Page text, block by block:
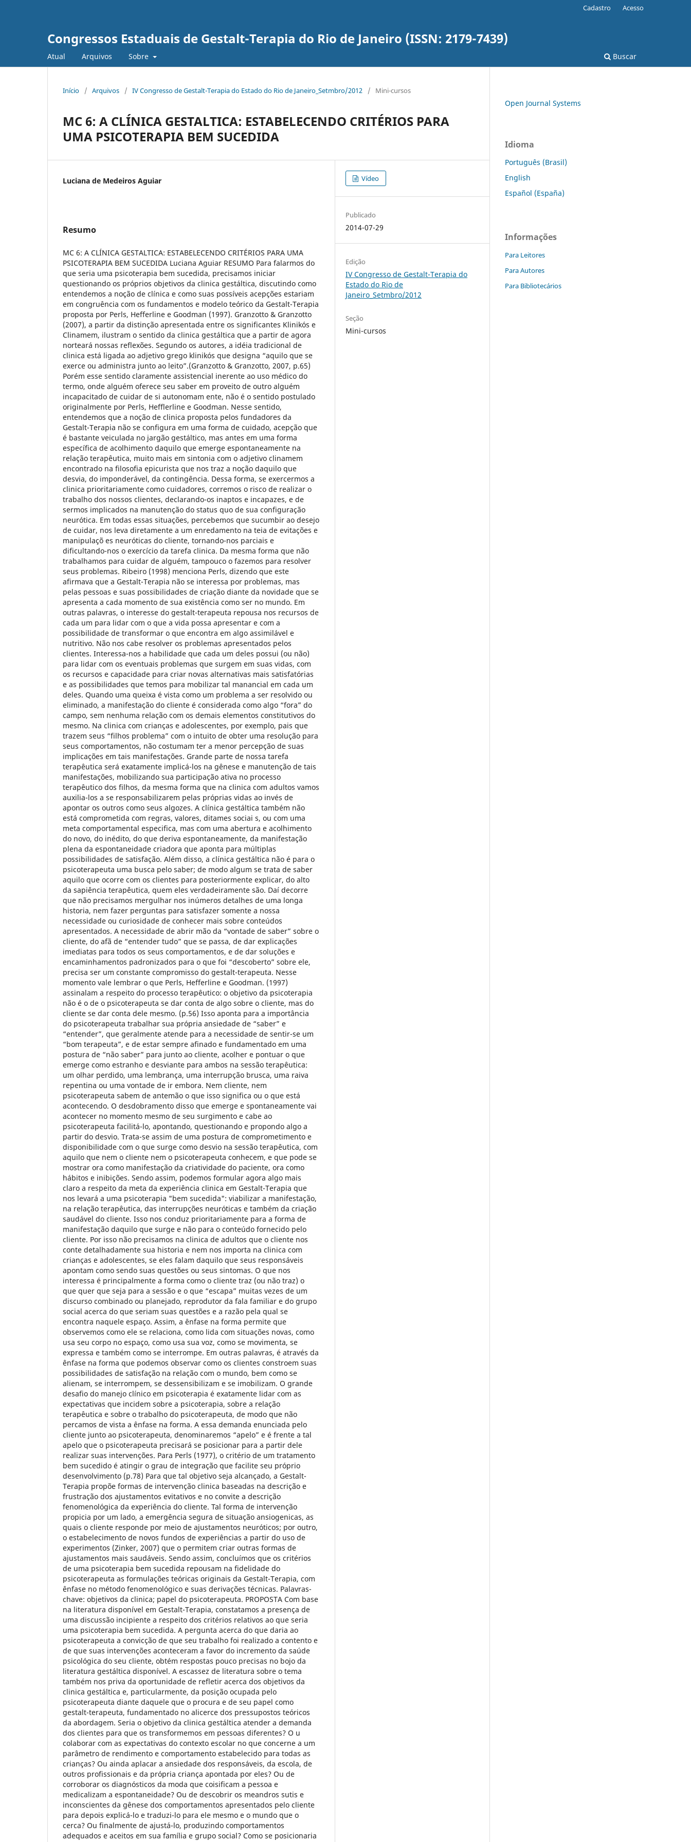
Congressos Estaduais de Gestalt-Terapia do Rio de Janeiro (ISSN: 2179-7439)
Atual Arquivos Sobre Buscar
Cadastro Acesso
Início / Arquivos / IV Congresso de Gestalt-Terapia do Estado do Rio de Janeiro_Setmbro/2012 / Mini-cursos
MC 6: A CLÍNICA GESTALTICA: ESTABELECENDO CRITÉRIOS PARA
UMA PSICOTERAPIA BEM SUCEDIDA
Luciana de Medeiros Aguiar
Resumo
MC 6: A CLÍNICA GESTALTICA: ESTABELECENDO CRITÉRIOS PARA UMA PSICOTERAPIA BEM SUCEDIDA Luciana Aguiar RESUMO Para falarmos do que seria uma psicoterapia bem sucedida, precisamos iniciar questionando os próprios objetivos da clinica gestáltica, discutindo como entendemos a noção de clínica e como suas possíveis acepções estariam em congruência com os fundamentos e modelo teórico da Gestalt-Terapia proposta por Perls, Hefferline e Goodman (1997). Granzotto & Granzotto (2007), a partir da distinção apresentada entre os significantes Klinikós e Clinamem, ilustram o sentido da clinica gestáltica que a partir de agora norteará nossas reflexões. Segundo os autores, a idéia tradicional de clinica está ligada ao adjetivo grego klinikós que designa “aquilo que se exerce ou administra junto ao leito”.(Granzotto & Granzotto, 2007, p.65) Porém esse sentido claramente assistencial inerente ao uso médico do termo, onde alguém oferece seu saber em proveito de outro alguém incapacitado de cuidar de si autonomam ente, não é o sentido postulado originalmente por Perls, Hefflerline e Goodman. Nesse sentido, entendemos que a noção de clinica proposta pelos fundadores da Gestalt-Terapia não se configura em uma forma de cuidado, acepção que é bastante veiculada no jargão gestáltico, mas antes em uma forma específica de acolhimento daquilo que emerge espontaneamente na relação terapêutica, muito mais em sintonia com o adjetivo clinamem encontrado na filosofia epicurista que nos traz a noção daquilo que desvia, do imponderável, da contingência. Dessa forma, se exercermos a clinica prioritariamente como cuidadores, corremos o risco de realizar o trabalho dos nossos clientes, declarando-os inaptos e incapazes, e de sermos implicados na manutenção do status quo de sua configuração neurótica. Em todas essas situações, percebemos que sucumbir ao desejo de cuidar, nos leva diretamente a um enredamento na teia de evitações e manipulaçõ es neuróticas do cliente, tornando-nos parciais e dificultando-nos o exercício da tarefa clinica. Da mesma forma que não trabalhamos para cuidar de alguém, tampouco o fazemos para resolver seus problemas. Ribeiro (1998) menciona Perls, dizendo que este afirmava que a Gestalt-Terapia não se interessa por problemas, mas pelas pessoas e suas possibilidades de criação diante da novidade que se apresenta a cada momento de sua existência como ser no mundo. Em outras palavras, o interesse do gestalt-terapeuta repousa nos recursos de cada um para lidar com o que a vida possa apresentar e com a possibilidade de transformar o que encontra em algo assimilável e nutritivo. Não nos cabe resolver os problemas apresentados pelos clientes. Interessa-nos a habilidade que cada um deles possui (ou não) para lidar com os eventuais problemas que surgem em suas vidas, com os recursos e capacidade para criar novas alternativas mais satisfatórias e as possibilidades que temos para mobilizar tal manancial em cada um deles. Quando uma queixa é vista como um problema a ser resolvido ou eliminado, a manifestação do cliente é considerada como algo “fora” do campo, sem nenhuma relação com os demais elementos constitutivos do mesmo. Na clinica com crianças e adolescentes, por exemplo, pais que trazem seus “filhos problema” com o intuito de obter uma resolução para seus comportamentos, não costumam ter a menor percepção de suas implicações em tais manifestações. Grande parte de nossa tarefa terapêutica será exatamente implicá-los na gênese e manutenção de tais manifestações, mobilizando sua participação ativa no processo terapêutico dos filhos, da mesma forma que na clinica com adultos vamos auxilia-los a se responsabilizarem pelas próprias vidas ao invés de apontar os outros como seus algozes. A clínica gestáltica também não está comprometida com regras, valores, ditames sociai s, ou com uma meta comportamental especifica, mas com uma abertura e acolhimento do novo, do inédito, do que deriva espontaneamente, da manifestação plena da espontaneidade criadora que aponta para múltiplas possibilidades de satisfação. Além disso, a clínica gestáltica não é para o psicoterapeuta uma busca pelo saber; de modo algum se trata de saber aquilo que ocorre com os clientes para posteriormente explicar, do alto da sapiência terapêutica, quem eles verdadeiramente são. Daí decorre que não precisamos mergulhar nos inúmeros detalhes de uma longa historia, nem fazer perguntas para satisfazer somente a nossa necessidade ou curiosidade de conhecer mais sobre conteúdos apresentados. A necessidade de abrir mão da “vontade de saber” sobre o cliente, do afã de “entender tudo” que se passa, de dar explicações imediatas para todos os seus comportamentos, e de dar soluções e encaminhamentos padronizados para o que foi “descoberto” sobre ele, precisa ser um constante compromisso do gestalt-terapeuta. Nesse momento vale lembrar o que Perls, Hefferline e Goodman. (1997) assinalam a respeito do processo terapêutico: o objetivo da psicoterapia não é o de o psicoterapeuta se dar conta de algo sobre o cliente, mas do cliente se dar conta dele mesmo. (p.56) Isso aponta para a importância do psicoterapeuta trabalhar sua própria ansiedade de “saber” e “entender”, que geralmente atende para a necessidade de sentir-se um “bom terapeuta”, e de estar sempre afinado e fundamentado em uma postura de “não saber” para junto ao cliente, acolher e pontuar o que emerge como estranho e desviante para ambos na sessão terapêutica: um olhar perdido, uma lembrança, uma interrupção brusca, uma raiva repentina ou uma vontade de ir embora. Nem cliente, nem psicoterapeuta sabem de antemão o que isso significa ou o que está acontecendo. O desdobramento disso que emerge e spontaneamente vai acontecer no momento mesmo de seu surgimento e cabe ao psicoterapeuta facilitá-lo, apontando, questionando e propondo algo a partir do desvio. Trata-se assim de uma postura de comprometimento e disponibilidade com o que surge como desvio na sessão terapêutica, com aquilo que nem o cliente nem o psicoterapeuta conhecem, e que pode se mostrar ora como manifestação da criatividade do paciente, ora como hábitos e inibições. Sendo assim, podemos formular agora algo mais claro a respeito da meta da experiência clinica em Gestalt-Terapia que nos levará a uma psicoterapia "bem sucedida": viabilizar a manifestação, na relação terapêutica, das interrupções neuróticas e também da criação saudável do cliente. Isso nos conduz prioritariamente para a forma de manifestação daquilo que surge e não para o conteúdo fornecido pelo cliente. Por isso não precisamos na clinica de adultos que o cliente nos conte detalhadamente sua historia e nem nos importa na clinica com crianças e adolescentes, se eles falam daquilo que seus responsáveis apontam como sendo suas questões ou seus sintomas. O que nos interessa é principalmente a forma como o cliente traz (ou não traz) o que quer que seja para a sessão e o que “escapa” muitas vezes de um discurso combinado ou planejado, reprodutor da fala familiar e do grupo social acerca do que seriam suas questões e a razão pela qual se encontra naquele espaço. Assim, a ênfase na forma permite que observemos como ele se relaciona, como lida com situações novas, como usa seu corpo no espaço, como usa sua voz, como se movimenta, se expressa e também como se interrompe. Em outras palavras, é através da ênfase na forma que podemos observar como os clientes constroem suas possibilidades de satisfação na relação com o mundo, bem como se alienam, se interrompem, se dessensibilizam e se imobilizam. O grande desafio do manejo clínico em psicoterapia é exatamente lidar com as expectativas que incidem sobre a psicoterapia, sobre a relação terapêutica e sobre o trabalho do psicoterapeuta, de modo que não percamos de vista a ênfase na forma. A essa demanda enunciada pelo cliente junto ao psicoterapeuta, denominaremos “apelo” e é frente a tal apelo que o psicoterapeuta precisará se posicionar para a partir dele realizar suas intervenções. Para Perls (1977), o critério de um tratamento bem sucedido é atingir o grau de integração que facilite seu próprio desenvolvimento (p.78) Para que tal objetivo seja alcançado, a Gestalt-Terapia propõe formas de intervenção clinica baseadas na descrição e frustração dos ajustamentos evitativos e no convite a descrição fenomenológica da experiência do cliente. Tal forma de intervenção propicia por um lado, a emergência segura de situação ansiogenicas, as quais o cliente responde por meio de ajustamentos neuróticos; por outro, o estabelecimento de novos fundos de experiências a partir do uso de experimentos (Zinker, 2007) que o permitem criar outras formas de ajustamentos mais saudáveis. Sendo assim, concluímos que os critérios de uma psicoterapia bem sucedida repousam na fidelidade do psicoterapeuta as formulações teóricas originais da Gestalt-Terapia, com ênfase no método fenomenológico e suas derivações técnicas. Palavras-chave: objetivos da clinica; papel do psicoterapeuta. PROPOSTA Com base na literatura disponível em Gestalt-Terapia, constatamos a presença de uma discussão incipiente a respeito dos critérios relativos ao que seria uma psicoterapia bem sucedida. A pergunta acerca do que daria ao psicoterapeuta a convicção de que seu trabalho foi realizado a contento e de que suas intervenções aconteceram a favor do incremento da saúde psicológica do seu cliente, obtém respostas pouco precisas no bojo da literatura gestáltica disponível. A escassez de literatura sobre o tema também nos priva da oportunidade de refletir acerca dos objetivos da clinica gestáltica e, particularmente, da posição ocupada pelo psicoterapeuta diante daquele que o procura e de seu papel como gestalt-terapeuta, fundamentado no alicerce dos pressupostos teóricos da abordagem. Seria o objetivo da clinica gestáltica atender a demanda dos clientes para que os transformemos em pessoas diferentes? O u colaborar com as expectativas do contexto escolar no que concerne a um parâmetro de rendimento e
Vídeo
Publicado
2014-07-29
Edição
IV Congresso de Gestalt-Terapia do
Estado do Rio de
Janeiro_Setmbro/2012
Seção
Mini-cursos
Open Journal Systems
Idioma
Português (Brasil)
English
Español (España)
Informações
Para Leitores
Para Autores
Para Bibliotecários